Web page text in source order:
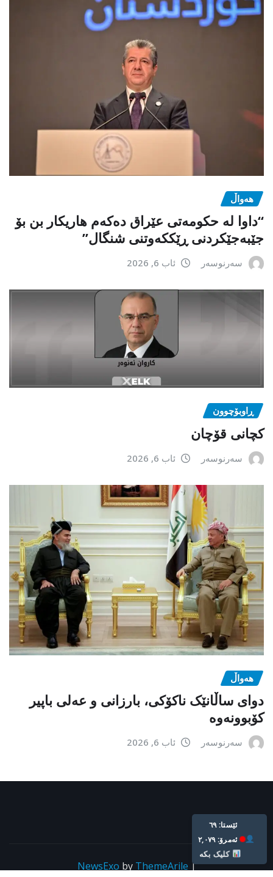
هەواڵ
“داوا لە حكومەتی عێراق دەكەم هاریكار بن بۆ
جێبەجێكردنی ڕێككەوتنی شنگال”
سەرنوسەر ئاب 6, 2026
ڕاوبۆچوون
کچانی قۆچان
سەرنوسەر ئاب 6, 2026
هەواڵ
دوای ساڵانێک ناکۆکی، بارزانی و عەلی باپیر
کۆبوونەوە
سەرنوسەر ئاب 6, 2026
|
NewsExo by ThemeArile
Live: 69
Today: 2,079
Click Here